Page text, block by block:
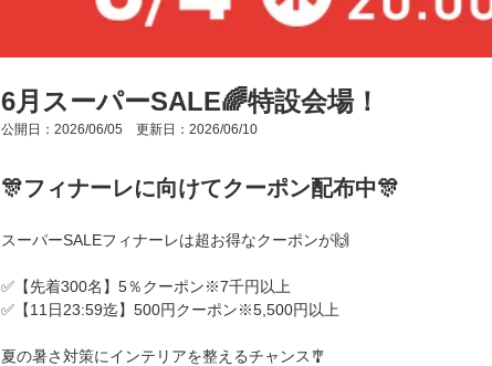
6月スーパーSALE🌈特設会場！
公開日：2026/06/05 更新日：2026/06/10
🎊フィナーレに向けてクーポン配布中🎊
スーパーSALEフィナーレは超お得なクーポンが🙌
✅️【先着300名】5％クーポン※7千円以上
✅️【11日23:59迄】500円クーポン※5,500円以上
夏の暑さ対策にインテリアを整えるチャンス🎐